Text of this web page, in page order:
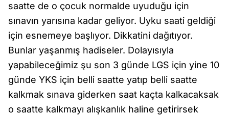
saatte de o çocuk normalde uyuduğu için
sınavın yarısına kadar geliyor. Uyku saati geldiği
için esnemeye başlıyor. Dikkatini dağıtıyor.
Bunlar yaşanmış hadiseler. Dolayısıyla
yapabileceğimiz şu son 3 günde LGS için yine 10
günde YKS için belli saatte yatıp belli saatte
kalkmak sınava giderken saat kaçta kalkacaksak
o saatte kalkmayı alışkanlık haline getirirsek